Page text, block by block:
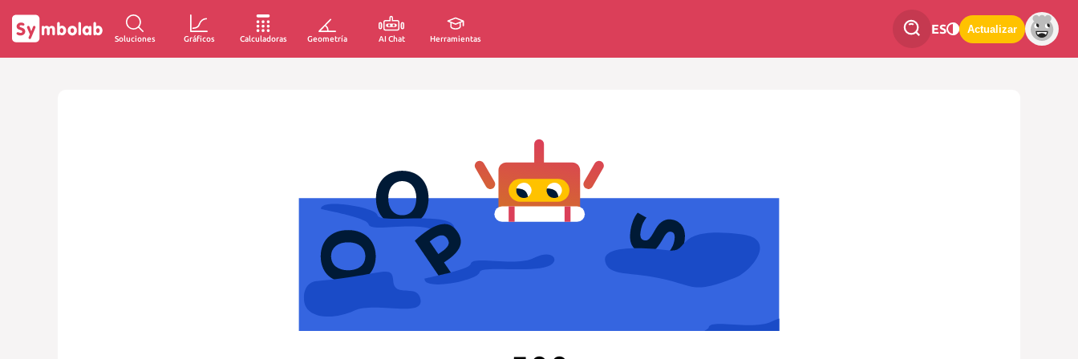
Soluciones Gráficos Calculadoras Geometría AI Chat Herramientas
ES Actualizar